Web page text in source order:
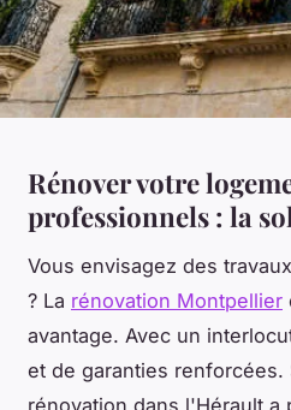
Rénover votre
professionnels : la
Vous envisagez des
? La rénovation Montpellier
avantage. Avec un
et de garanties renforcées.
rénovation dans l'Hérault